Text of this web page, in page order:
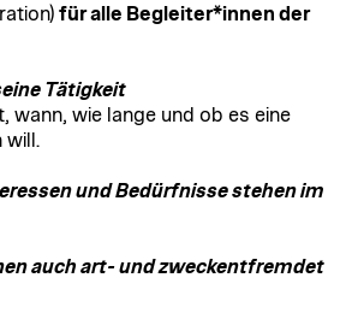
für alle Begleiter*innen der
Tätigkeit
wann, wie lange und ob es eine
will.
und Bedürfnisse stehen im
auch art- und zweckentfremdet